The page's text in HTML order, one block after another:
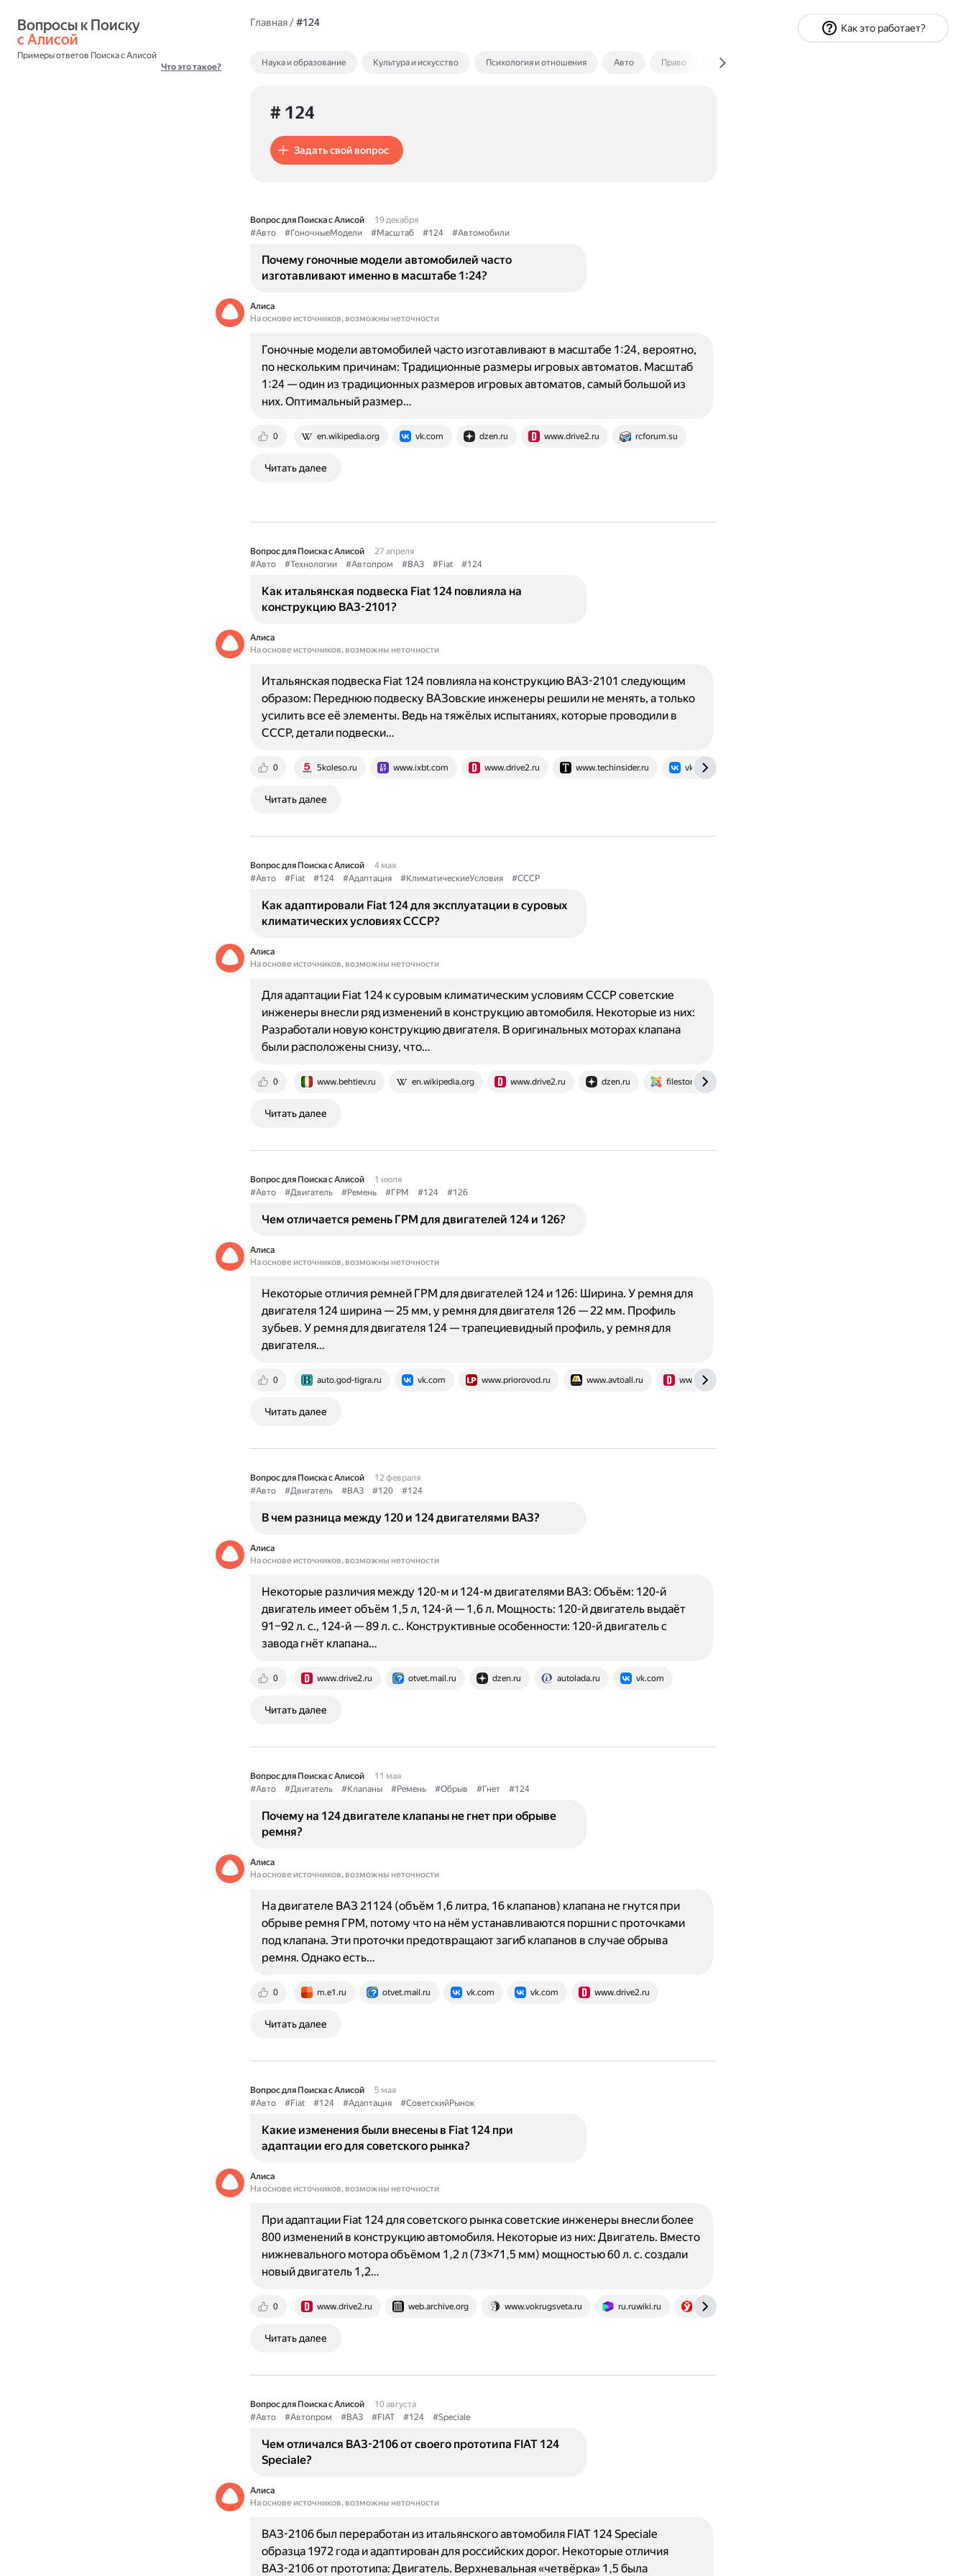
с Алисой
Примеры ответов Поиска с Алисой
Что это такое?
Главная/#124
Наука и образование Культура и искусство Психология и отношения Авто Право Экономика и финансы
# 124
Задать свой вопрос
Вопрос для Поиска с Алисой
19 декабря
#Авто
#ГоночныеМодели #Масштаб #124 #Автомобили
Почему гоночные модели автомобилей часто
изготавливают именно в масштабе 1:24?
Алиса
На основе источников, возможны неточности
0 en.wikipedia.org vk.com dzen.ru www.drive2.ru rcforum.su
Гоночные модели автомобилей часто изготавливают в масштабе 1:24, вероятно,
по нескольким причинам: Традиционные размеры игровых автоматов. Масштаб
1:24 — один из традиционных размеров игровых автоматов, самый большой из
них. Оптимальный размер…
Читать далее
Вопрос для Поиска с Алисой
27 апреля
#Авто
#Технологии #Автопром #ВАЗ #Fiat #124
Как итальянская подвеска Fiat 124 повлияла на
конструкцию ВАЗ-2101?
Алиса
На основе источников, возможны неточности
0 5koleso.ru www.ixbt.com www.drive2.ru www.techinsider.ru vk.com
Итальянская подвеска Fiat 124 повлияла на конструкцию ВАЗ-2101 следующим
образом: Переднюю подвеску ВАЗовские инженеры решили не менять, а только
усилить все её элементы. Ведь на тяжёлых испытаниях, которые проводили в
СССР, детали подвески…
Читать далее
Вопрос для Поиска с Алисой
4 мая
#Авто
#Fiat #124 #Адаптация #КлиматическиеУсловия #СССР
Как адаптировали Fiat 124 для эксплуатации в суровых
климатических условиях СССР?
Алиса
На основе источников, возможны неточности
0 www.behtiev.ru en.wikipedia.org www.drive2.ru dzen.ru filestore.libavtograd.ru
Для адаптации Fiat 124 к суровым климатическим условиям СССР советские
инженеры внесли ряд изменений в конструкцию автомобиля. Некоторые из них:
Разработали новую конструкцию двигателя. В оригинальных моторах клапана
были расположены снизу, что…
Читать далее
Вопрос для Поиска с Алисой
1 июля
#Авто
#Двигатель #Ремень #ГРМ #124 #126
Чем отличается ремень ГРМ для двигателей 124 и 126?
Алиса
На основе источников, возможны неточности
0 auto.god-tigra.ru vk.com www.priorovod.ru www.avtoall.ru www.drive2.ru
Некоторые отличия ремней ГРМ для двигателей 124 и 126: Ширина. У ремня для
двигателя 124 ширина — 25 мм, у ремня для двигателя 126 — 22 мм. Профиль
зубьев. У ремня для двигателя 124 — трапециевидный профиль, у ремня для
двигателя…
Читать далее
Вопрос для Поиска с Алисой
12 февраля
#Авто
#Двигатель #ВАЗ #120 #124
В чем разница между 120 и 124 двигателями ВАЗ?
Алиса
На основе источников, возможны неточности
0 www.drive2.ru otvet.mail.ru dzen.ru autolada.ru vk.com
Некоторые различия между 120-м и 124-м двигателями ВАЗ: Объём: 120-й
двигатель имеет объём 1,5 л, 124-й — 1,6 л. Мощность: 120-й двигатель выдаёт
91–92 л. с., 124-й — 89 л. с.. Конструктивные особенности: 120-й двигатель с
завода гнёт клапана…
Читать далее
Вопрос для Поиска с Алисой
11 мая
#Авто
#Двигатель #Клапаны #Ремень #Обрыв #Гнет #124
Почему на 124 двигателе клапаны не гнет при обрыве
ремня?
Алиса
На основе источников, возможны неточности
0 m.e1.ru otvet.mail.ru vk.com vk.com www.drive2.ru
На двигателе ВАЗ 21124 (объём 1,6 литра, 16 клапанов) клапана не гнутся при
обрыве ремня ГРМ, потому что на нём устанавливаются поршни с проточками
под клапана. Эти проточки предотвращают загиб клапанов в случае обрыва
ремня. Однако есть…
Читать далее
Вопрос для Поиска с Алисой
5 мая
#Авто
#Fiat #124 #Адаптация #СоветскийРынок
Какие изменения были внесены в Fiat 124 при
адаптации его для советского рынка?
Алиса
На основе источников, возможны неточности
0 www.drive2.ru web.archive.org www.vokrugsveta.ru ru.ruwiki.ru mlyn.by
При адаптации Fiat 124 для советского рынка советские инженеры внесли более
800 изменений в конструкцию автомобиля. Некоторые из них: Двигатель. Вместо
нижневального мотора объёмом 1,2 л (73×71,5 мм) мощностью 60 л. с. создали
новый двигатель 1,2…
Читать далее
Вопрос для Поиска с Алисой
10 августа
#Авто
#Автопром #ВАЗ #FIAT #124 #Speciale
Чем отличался ВАЗ-2106 от своего прототипа FIAT 124
Speciale?
Алиса
На основе источников, возможны неточности
ВАЗ-2106 был переработан из итальянского автомобиля FIAT 124 Speciale
образца 1972 года и адаптирован для российских дорог. Некоторые отличия
ВАЗ-2106 от прототипа: Двигатель. Верхневальная «четвёрка» 1,5 была
Как это работает?